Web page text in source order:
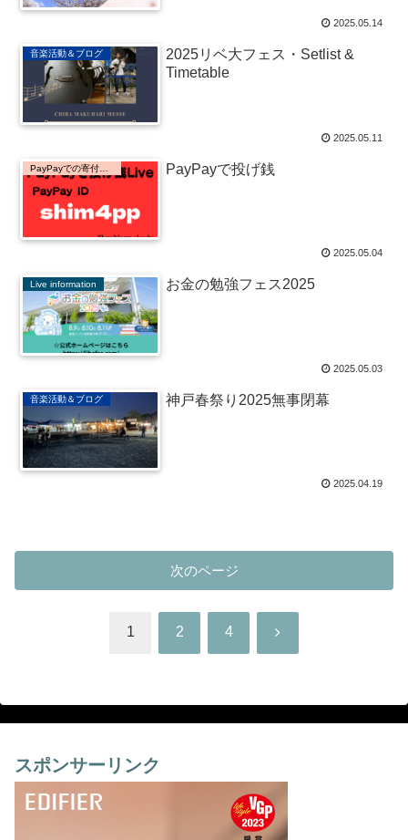
2025.05.14
音楽活動＆ブログ
2025リベ大フェス・Setlist &
Timetable
2025.05.11
PayPayでの寄付金受取窓口 PayPayで投げ銭
2025.05.04
Live information お金の勉強フェス2025
2025.05.03
音楽活動＆ブログ 神戸春祭り2025無事閉幕
2025.04.19
次のページ
1 2 4 次
スポンサーリンク